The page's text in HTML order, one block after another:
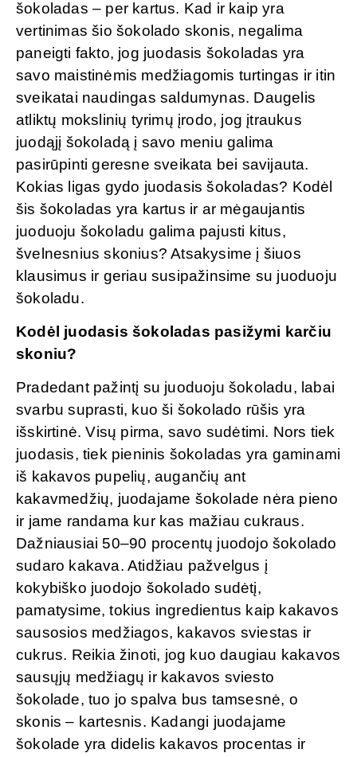
šokoladas – per kartus. Kad ir kaip yra
vertinimas šio šokolado skonis, negalima
paneigti fakto, jog juodasis šokoladas yra
savo maistinėmis medžiagomis turtingas ir itin
sveikatai naudingas saldumynas. Daugelis
atliktų mokslinių tyrimų įrodo, jog įtraukus
juodąjį šokoladą į savo meniu galima
pasirūpinti geresne sveikata bei savijauta.
Kokias ligas gydo juodasis šokoladas? Kodėl
šis šokoladas yra kartus ir ar mėgaujantis
juoduoju šokoladu galima pajusti kitus,
švelnesnius skonius? Atsakysime į šiuos
klausimus ir geriau susipažinsime su juoduoju
šokoladu.
Kodėl juodasis šokoladas pasižymi karčiu
skoniu?
Pradedant pažintį su juoduoju šokoladu, labai
svarbu suprasti, kuo ši šokolado rūšis yra
išskirtinė. Visų pirma, savo sudėtimi. Nors tiek
juodasis, tiek pieninis šokoladas yra gaminami
iš kakavos pupelių, augančių ant
kakavmedžių, juodajame šokolade nėra pieno
ir jame randama kur kas mažiau cukraus.
Dažniausiai 50–90 procentų juodojo šokolado
sudaro kakava. Atidžiau pažvelgus į
kokybiško juodojo šokolado sudėtį,
pamatysime, tokius ingredientus kaip kakavos
sausosios medžiagos, kakavos sviestas ir
cukrus. Reikia žinoti, jog kuo daugiau kakavos
sausųjų medžiagų ir kakavos sviesto
šokolade, tuo jo spalva bus tamsesnė, o
skonis – kartesnis. Kadangi juodajame
šokolade yra didelis kakavos procentas ir